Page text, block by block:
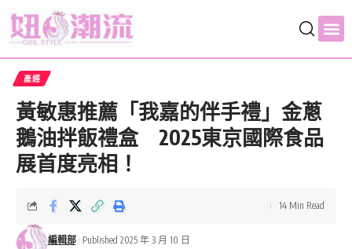
產經
黃敏惠推薦「我嘉的伴手禮」金蔥
鵝油拌飯禮盒 2025東京國際食品
展首度亮相！
編輯部 Published 2025 年 3 月 10 日
14 Min Read